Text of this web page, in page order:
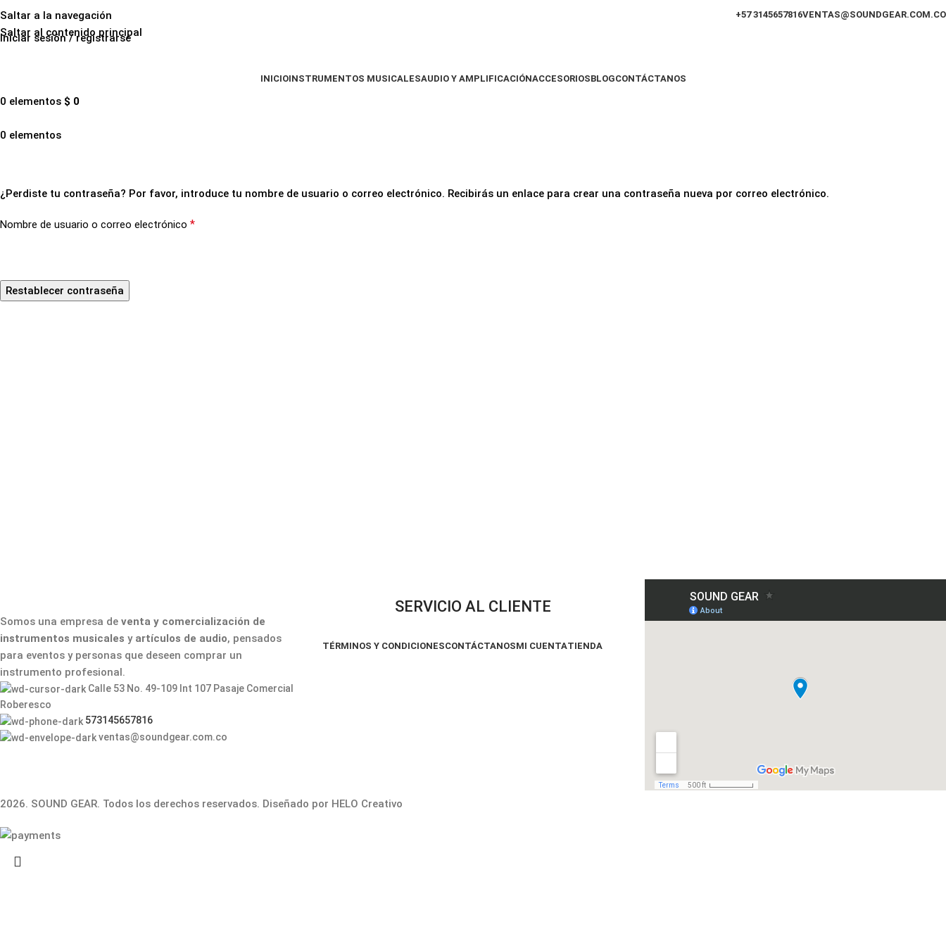
Saltar a la navegación
Saltar al contenido principal
+57 3145657816VENTAS@SOUNDGEAR.COM.CO
Iniciar sesión / registrarse
INICIOINSTRUMENTOS MUSICALESAUDIO Y AMPLIFICACIÓNACCESORIOSBLOGCONTÁCTANOS
0 elementos $ 0
0 elementos
¿Perdiste tu contraseña? Por favor, introduce tu nombre de usuario o correo electrónico. Recibirás un enlace para crear una contraseña nueva por correo electrónico.
Nombre de usuario o correo electrónico *
Restablecer contraseña
Somos una empresa de venta y comercialización de
instrumentos musicales yartículos de audio, pensados
para eventos y personas que deseen comprar un
instrumento profesional.
Calle 53 No. 49-109 Int 107 Pasaje Comercial
Roberesco
573145657816
ventas@soundgear.com.co
SERVICIO AL CLIENTE
TÉRMINOS Y CONDICIONESCONTÁCTANOSMI CUENTATIENDA
2026. SOUND GEAR. Todos los derechos reservados. Diseñado por HELO Creativo